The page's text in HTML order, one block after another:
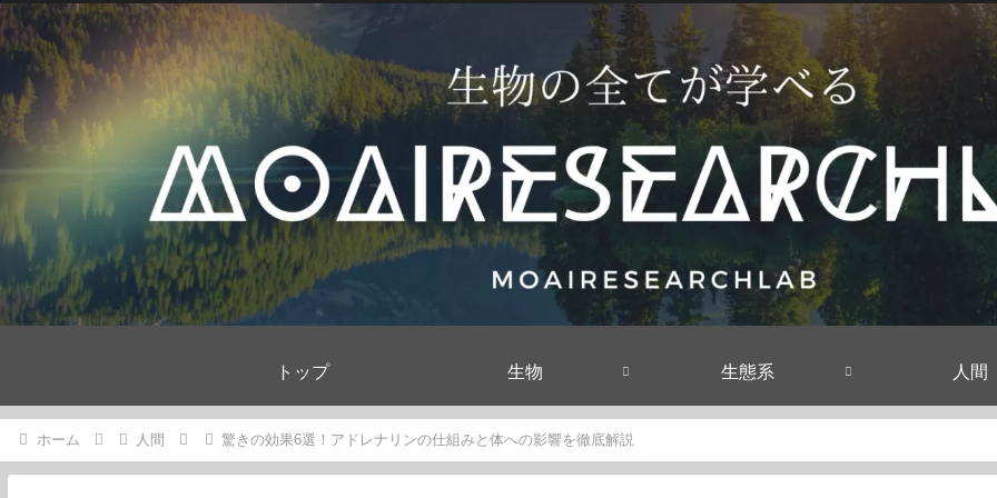
トップ 生物 生態系 人間
ホーム 人間 驚きの効果6選！アドレナリンの仕組みと体への影響を徹底解説